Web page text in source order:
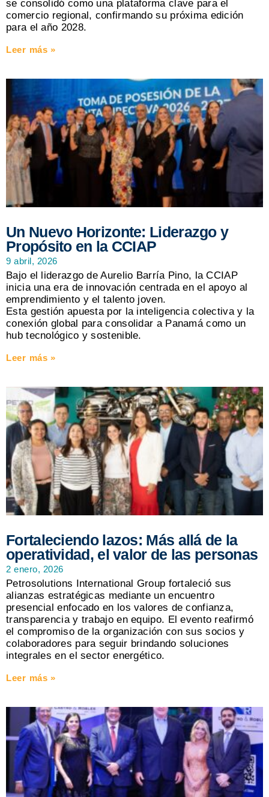
se consolidó como una plataforma clave para el
comercio regional, confirmando su próxima edición
para el año 2028.
Leer más »
Un Nuevo Horizonte: Liderazgo y
Propósito en la CCIAP
9 abril, 2026
Bajo el liderazgo de Aurelio Barría Pino, la CCIAP
inicia una era de innovación centrada en el apoyo al
emprendimiento y el talento joven.
Esta gestión apuesta por la inteligencia colectiva y la
conexión global para consolidar a Panamá como un
hub tecnológico y sostenible.
Leer más »
Fortaleciendo lazos: Más allá de la
operatividad, el valor de las personas
2 enero, 2026
Petrosolutions International Group fortaleció sus
alianzas estratégicas mediante un encuentro
presencial enfocado en los valores de confianza,
transparencia y trabajo en equipo. El evento reafirmó
el compromiso de la organización con sus socios y
colaboradores para seguir brindando soluciones
integrales en el sector energético.
Leer más »